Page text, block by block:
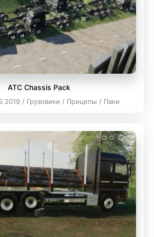
ATC Chassis Pack
2019 / Грузовики / Прицепы / Паки